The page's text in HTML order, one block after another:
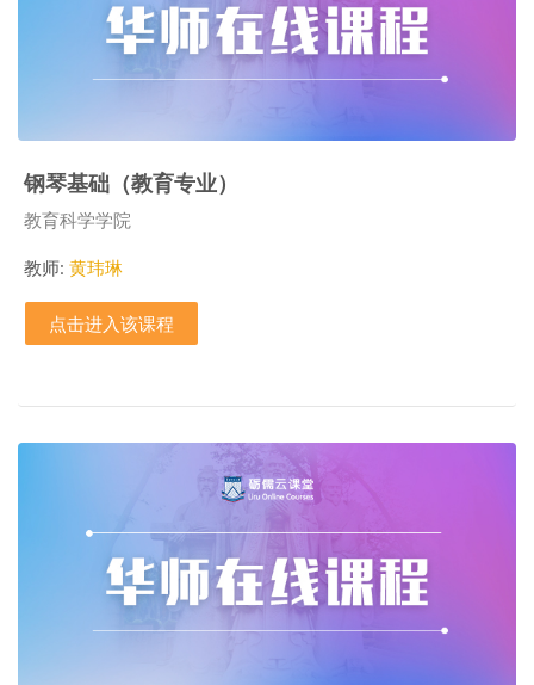
钢琴基础（教育专业）
课程类别
教育科学学院
教师: 黄玮琳
点击进入该课程